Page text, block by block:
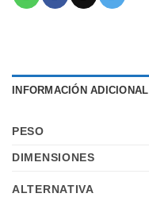
INFORMACIÓN ADICIONAL
PESO
DIMENSIONES
ALTERNATIVA